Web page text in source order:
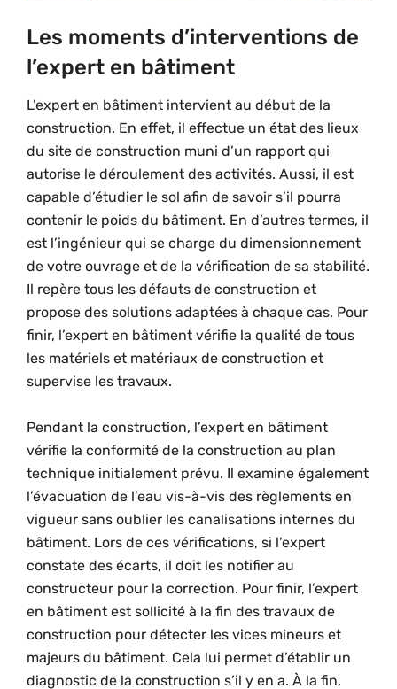
Les moments d’interventions de
l’expert en bâtiment
L’expert en bâtiment intervient au début de la
construction. En effet, il effectue un état des lieux
du site de construction muni d’un rapport qui
autorise le déroulement des activités. Aussi, il est
capable d’étudier le sol afin de savoir s’il pourra
contenir le poids du bâtiment. En d’autres termes, il
est l’ingénieur qui se charge du dimensionnement
de votre ouvrage et de la vérification de sa stabilité.
Il repère tous les défauts de construction et
propose des solutions adaptées à chaque cas. Pour
finir, l’expert en bâtiment vérifie la qualité de tous
les matériels et matériaux de construction et
supervise les travaux.
Pendant la construction, l’expert en bâtiment
vérifie la conformité de la construction au plan
technique initialement prévu. Il examine également
l’évacuation de l’eau vis-à-vis des règlements en
vigueur sans oublier les canalisations internes du
bâtiment. Lors de ces vérifications, si l’expert
constate des écarts, il doit les notifier au
constructeur pour la correction. Pour finir, l’expert
en bâtiment est sollicité à la fin des travaux de
construction pour détecter les vices mineurs et
majeurs du bâtiment. Cela lui permet d’établir un
diagnostic de la construction s’il y en a. À la fin,